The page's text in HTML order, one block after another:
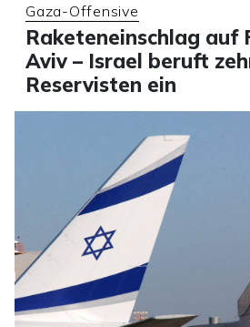
Gaza-Offensive
Raketeneinschlag auf
Aviv – Israel beruft
Reservisten ein